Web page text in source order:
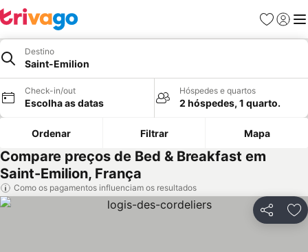
Favoritos
Iniciar
Destino
Saint-Emilion
Check-in/out
Escolha as datas
Hóspedes e quartos
2 hóspedes, 1 quarto.
Ordenar Filtrar Mapa
Compare preços de Bed & Breakfast em
Saint-Emilion, França
Como os pagamentos influenciam os resultados
Partilhar